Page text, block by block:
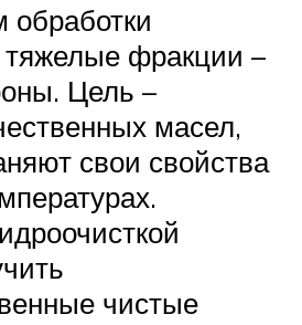
тяжелые фракции –
Цель –
масел,
свои свойства
чистые